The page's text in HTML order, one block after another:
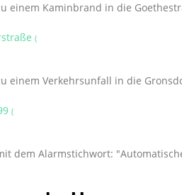
einem Kaminbrand in die
(
einem Verkehrsunfall in die
(
dem Alarmstichwort: